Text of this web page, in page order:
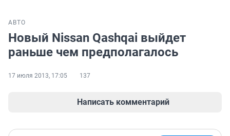
АВТО
Новый Nissan Qashqai выйдет
раньше чем предполагалось
17 июля 2013, 17:05 137
Написать комментарий